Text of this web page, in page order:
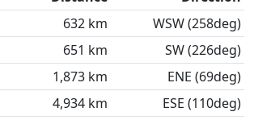
632 km
WSW (258deg)
651 km
SW (226deg)
1,873 km
ENE (69deg)
4,934 km
ESE (110deg)